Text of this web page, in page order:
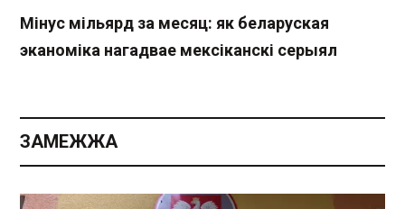
Мінус мільярд за месяц: як беларуская
эканоміка нагадвае мексіканскі серыял
ЗАМЕЖЖА